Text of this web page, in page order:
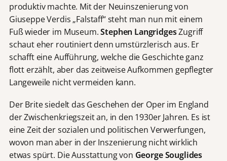
produktiv machte. Mit der Neuinszenierung von
Giuseppe Verdis „Falstaff“ steht man nun mit einem
Fuß wieder im Museum.Stephen LangridgesZugriff
schaut eher routiniert denn umstürzlerisch aus. Er
schafft eine Aufführung, welche die Geschichte ganz
flott erzählt, aber das zeitweise Aufkommen gepflegter
Langeweile nicht vermeiden kann.
Der Brite siedelt das Geschehen der Oper im England
der Zwischenkriegszeit an, in den 1930er Jahren. Es ist
eine Zeit der sozialen und politischen Verwerfungen,
wovon man aber in der Inszenierung nicht wirklich
etwas spürt. Die Ausstattung von George Souglides